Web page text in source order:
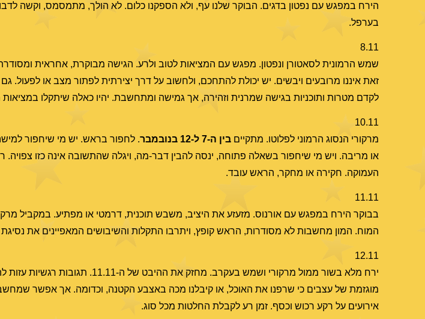
הירח במפגש עם נפטון בדגים. הבוקר שלנו עף, ולא הספקנו כלום. לא הולך, מתמסמס, וקשה
בערפל.
8.11
שמש הרמונית לסאטורן ונפטון. מפגש עם המציאות לטוב ולרע. הגישה מבוקרת, אחראית
זאת איננו מרובעים ויבשים. יש יכולת להתחכם, ולחשוב על דרך יצירתית לפתור מצב או לפעול. גם
לקדם מטרות ותוכניות בגישה שמרנית וזהירה, אך גמישה ומתחשבת. יהיו כאלה שיתקלו במציאות
10.11
מרקורי הנסוג הרמוני לפלוטו. מתקיים בין ה-7 ל-12 בנובמבר
. לחפור בראש. יש מי שיחפור
או מריבה. ויש מי שיחפור בשאלה פתוחה, ינסה להבין דבר-מה, ויגלה שהתשובה אינה כזו
העמוקה. חקירה או מחקר, הראש עובד.
11.11
בבוקר הירח במפגש עם אורנוס. מזעזע את היציב, משבש תוכנית, דרמטי או מפתיע. במקביל
המוח. המון מחשבות לא מסודרות, הראש קופץ, ויתרבו התקלות והשיבושים המאפיינים את נסיגת
12.11
ירח מלא בשור ממול מרקורי ושמש בעקרב.
מוגזמת של עצבים כי שרפנו את האוכל, או קיבלנו מכה באצבע הקטנה, וכדומה. אך אפשר
אירועים על רקע רכוש וכסף. זמן רע לקבלת החלטות מכל סוג.